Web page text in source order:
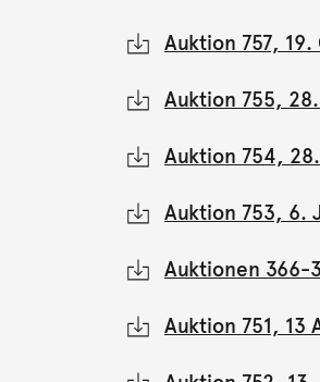
Auktion 757,
Auktion 755,
Auktion 754,
Auktion 753, 6.
Auktionen 366-
Auktion 751, 13